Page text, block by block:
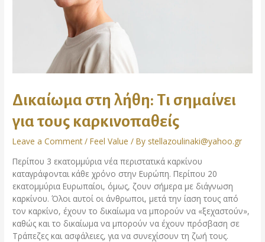
Δικαίωμα στη λήθη: Τι σημαίνει
για τους καρκινοπαθείς
Leave a Comment /Feel Value / By stellazoulinaki@yahoo.gr
Περίπου 3 εκατομμύρια νέα περιστατικά καρκίνου
καταγράφονται κάθε χρόνο στην Ευρώπη. Περίπου 20
εκατομμύρια Ευρωπαίοι, όμως, ζουν σήμερα με διάγνωση
καρκίνου. Όλοι αυτοί οι άνθρωποι, μετά την ίαση τους από
τον καρκίνο, έχουν το δικαίωμα να μπορούν να «ξεχαστούν»,
καθώς και το δικαίωμα να μπορούν να έχουν πρόσβαση σε
Τράπεζες και ασφάλειες, για να συνεχίσουν τη ζωή τους.